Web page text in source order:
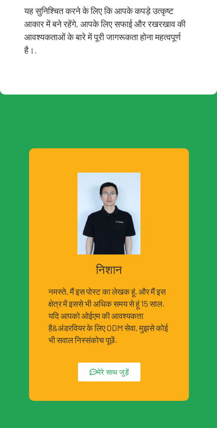
यह सुनिश्चित करने के लिए कि आपके कपड़े उत्कृष्ट
आकार में बने रहेंगे, आपके लिए सफाई और रखरखाव की
आवश्यकताओं के बारे में पूरी जागरूकता होना महत्वपूर्ण
है।.
निशान
नमस्ते, मैं इस पोस्ट का लेखक हूं, और मैं इस
क्षेत्र में इससे भी अधिक समय से हूं 15 साल.
यदि आपको ओईएम की आवश्यकता
है&अंडरवियर के लिए ODM सेवा, मुझसे कोई
भी सवाल निस्संकोच पूछें.
मेरे साथ जुड़ें